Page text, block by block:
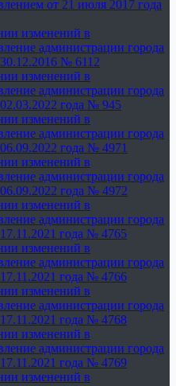
от 21 июля 2017 года
изменений в
администрации города
№ 6112
изменений в
администрации города
года № 945
изменений в
администрации города
года № 4971
изменений в
администрации города
года № 4972
изменений в
администрации города
года № 4765
изменений в
администрации города
года № 4766
изменений в
администрации города
года № 4768
изменений в
администрации города
года № 4769
изменений в